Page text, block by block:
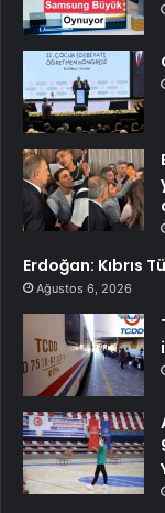
Erdoğan: Kıbrıs
Ağustos 6, 2026